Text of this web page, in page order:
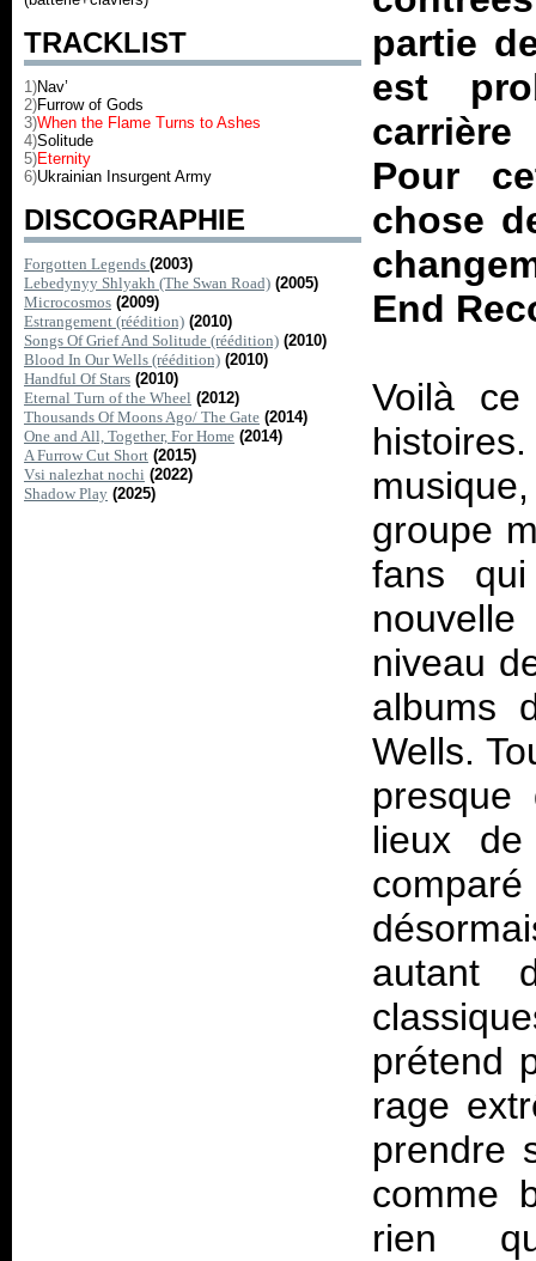
TRACKLIST
1)Nav’
2)Furrow of Gods
3)When the Flame Turns to Ashes
4)Solitude
5)Eternity
6)Ukrainian Insurgent Army
DISCOGRAPHIE
Forgotten Legends (2003)
Lebedynyy Shlyakh (The Swan Road) (2005)
Microcosmos (2009)
Estrangement (réédition) (2010)
Songs Of Grief And Solitude (réédition) (2010)
Blood In Our Wells (réédition) (2010)
Handful Of Stars (2010)
Eternal Turn of the Wheel (2012)
Thousands Of Moons Ago/ The Gate (2014)
One and All, Together, For Home (2014)
A Furrow Cut Short (2015)
Vsi nalezhat nochi (2022)
Shadow Play (2025)
partie
est
Pour
chose
End
Voilà
groupe
fans qui
niveau
albums
Wells.
lieux
autant
prétend
rage
prendre
comme
rien